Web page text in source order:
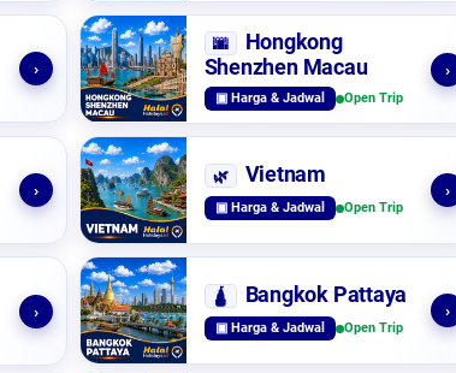
›
🌆
Hongkong
Shenzhen Macau
▣ Harga & Jadwal Open Trip
›
›
🌿 Vietnam
▣ Harga & Jadwal Open Trip
›
›
🛕 Bangkok Pattaya
▣ Harga & Jadwal Open Trip
›